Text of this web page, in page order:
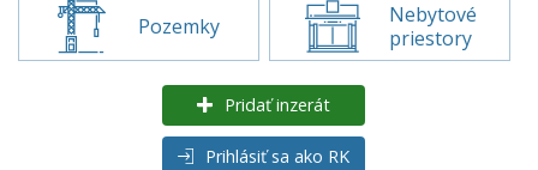
Pozemky
Nebytové
priestory
Pridať inzerát
Prihlásiť sa ako RK